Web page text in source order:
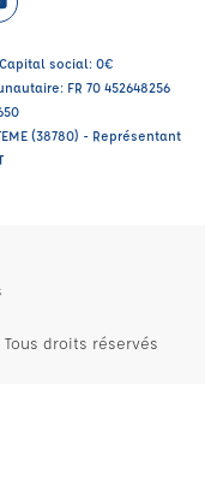
fenêtre)fenêtre)
(nouvelle fenêtre)
(nouvelle
Capital social: 0€
FR 70 452648256
(38780) - Représentant
droits réservés